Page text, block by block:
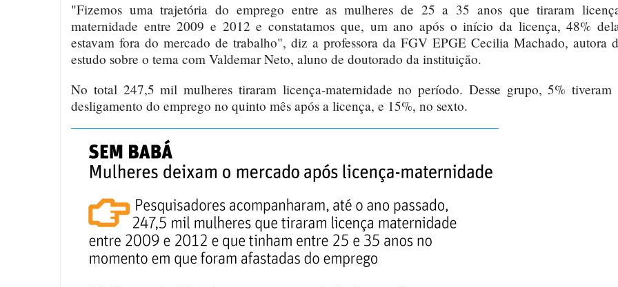
"Fizemos uma trajetória do emprego entre as mulheres de 25 a 35 anos que tiraram
maternidade entre 2009 e 2012 e constatamos que, um ano após o início da licença, 48%
estavam fora do mercado de trabalho", diz a professora da FGV EPGE Cecilia Machado, autora
estudo sobre o tema com Valdemar Neto, aluno de doutorado da instituição.
No total 247,5 mil mulheres tiraram licença-maternidade no período. Desse grupo, 5% tiveram
desligamento do emprego no quinto mês após a licença, e 15%, no sexto.